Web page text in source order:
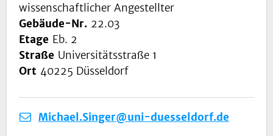
wissenschaftlicher Angestellter
Gebäude-Nr. 22.03
Etage Eb. 2
Straße Universitätsstraße 1
Ort 40225 Düsseldorf
Michael.Singer@uni-duesseldorf.de